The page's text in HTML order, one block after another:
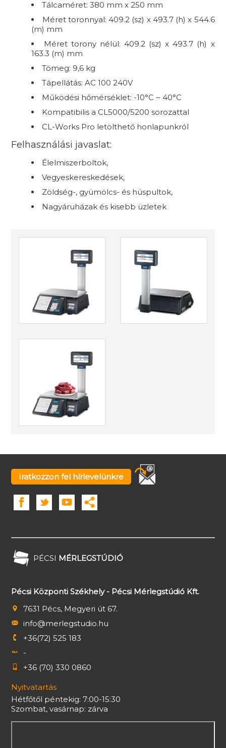
Tálcaméret: 380 mm x 250 mm
Méret toronnyal: 409.2 (sz) x 493.7 (h) x 544.6
(m) mm
Méret torony nélül: 409.2 (sz) x 493.7 (h) x
163.3 (m) mm
Tömeg: 9,6 kg
Tápellátás: AC 100 240V
Működési hőmérséklet: -10°C ~ 40°C
Kompatibilis a CL5000/5200 sorozattal
CL-Works Pro letölthető honlapunkról
Felhasználási javaslat:
Élelmiszerboltok,
Vegyeskereskedések,
Zöldség-, gyümölcs- és húspultok,
Nagyáruházak és kisebb üzletek
Iratkozzon fel hírlevelünkre
PÉCSI MÉRLEGSTÚDIÓ
Pécsi Központi Székhely - Pécsi Mérlegstúdió Kft.
7631 Pécs, Megyeri út 67.
info@merlegstudio.hu
+36(72) 525 183
-
+36 (70) 330 0860
Nyitvatartás
Hétfőtől péntekig: 7:00-15:30
Szombat, vasárnap: zárva